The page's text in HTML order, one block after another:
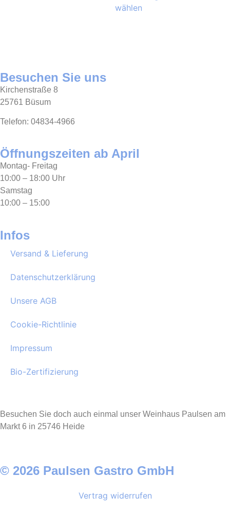
wählen
Besuchen Sie uns
Kirchenstraße 8
25761 Büsum
Telefon: 04834-4966
Öffnungszeiten ab April
Montag- Freitag
10:00 – 18:00 Uhr
Samstag
10:00 – 15:00
Infos
Versand & Lieferung
Datenschutzerklärung
Unsere AGB
Cookie-Richtlinie
Impressum
Bio-Zertifizierung
Besuchen Sie doch auch einmal unser Weinhaus Paulsen am
Markt 6 in 25746 Heide
© 2026 Paulsen Gastro GmbH
Vertrag widerrufen